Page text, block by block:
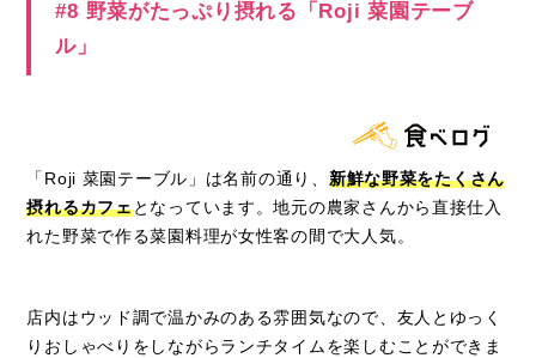
#8 野菜がたっぷり摂れる「Roji 菜園テーブ
ル」
「 Roji 菜園テーブル」は名前の通り、 新鮮な野菜をたくさん
摂れるカフェとなっています。地元の農家さんから直接仕入
れた野菜で作る菜園料理が女性客の間で大人気。
店内はウッド調で温かみのある雰囲気なので、友人とゆっく
りおしゃべりをしながらランチタイムを楽しむことができま